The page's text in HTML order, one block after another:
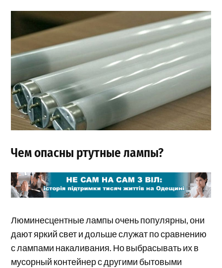
Чем опасны ртутные лампы?
Люминесцентные лампы очень популярны, они
дают яркий свет и дольше служат по сравнению
с лампами накаливания. Но выбрасывать их в
мусорный контейнер с другими бытовыми